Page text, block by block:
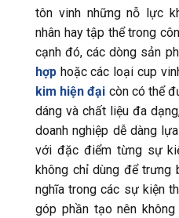
tôn vinh những nỗ lực
nhân hay tập thể trong
cạnh đó, các dòng sản
hợp hoặc các loại cup
kim hiện đại còn có thể
dáng và chất liệu đa
doanh nghiệp dễ dàng
với đặc điểm từng sự
không chỉ dùng để trưng
nghĩa trong các sự kiện
góp phần tạo nên